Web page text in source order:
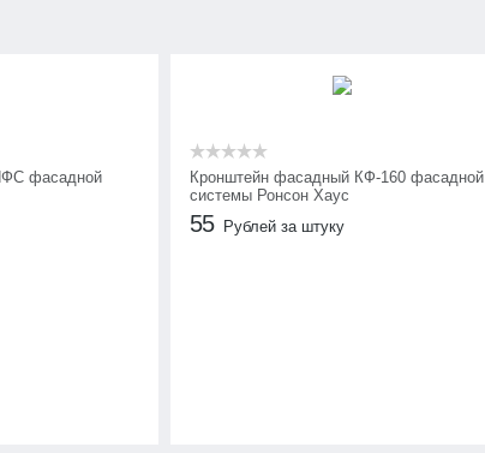
фасадной
Кронштейн фасадный КФ-160 фасадной
системы Ронсон Хаус
55 Рублей за штуку